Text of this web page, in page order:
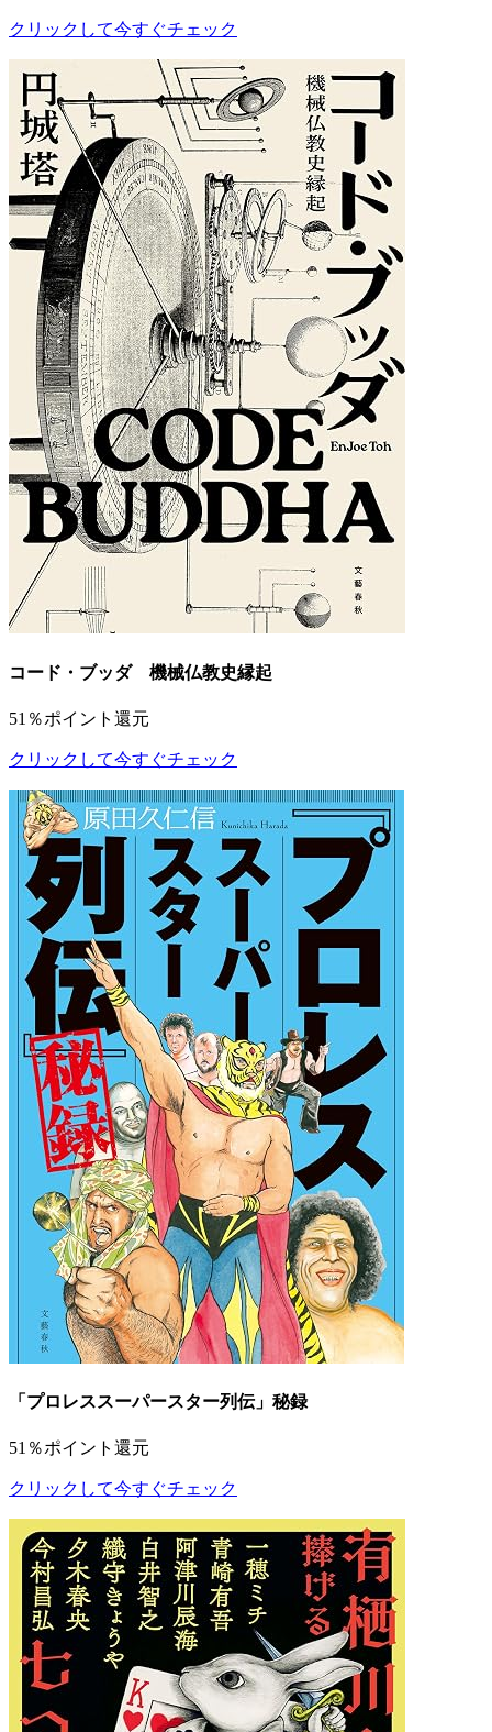
クリックして今すぐチェック
コード・ブッダ 機械仏教史縁起
51％ポイント還元
クリックして今すぐチェック
「プロレススーパースター列伝」秘録
51％ポイント還元
クリックして今すぐチェック